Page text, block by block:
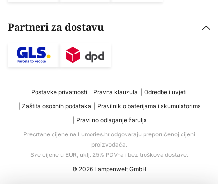
Partneri za dostavu
Postavke privatnosti Pravna klauzula
Odredbe i uvjeti
Zaštita osobnih podataka
Pravilnik o baterijama i akumulatorima
Pravilno odlaganje žarulja
Precrtane cijene na Lumories.hr odgovaraju preporučenoj cijeni
proizvođača.
Sve cijene u EUR, uklj. 25% PDV-a i bez troškova dostave.
© 2026 Lampenwelt GmbH